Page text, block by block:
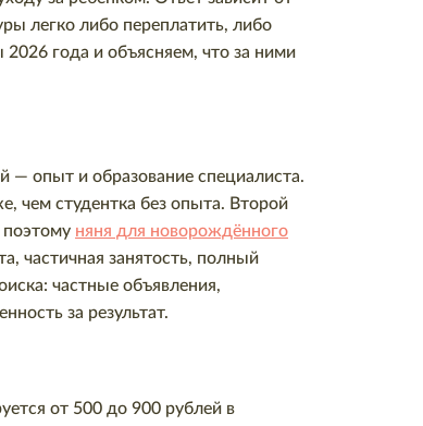
легко либо переплатить, либо
2026 года и объясняем, что за ними
— опыт и образование специалиста.
чем студентка без опыта. Второй
поэтому няня для новорождённого
частичная занятость, полный
частные объявления,
за результат.
от 500 до 900 рублей в